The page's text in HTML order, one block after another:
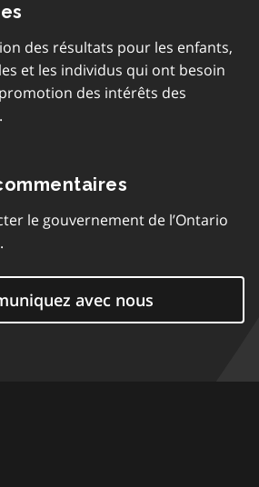
des résultats pour les enfants,
et les individus qui ont besoin
promotion des intérêts des
le gouvernement de l’Ontario
avec nous